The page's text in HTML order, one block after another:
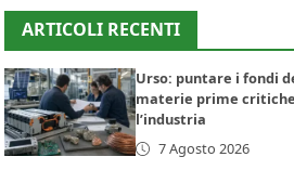
ARTICOLI RECENTI
Urso: puntare i fondi
materie prime
l’industria
7 Agosto 2026